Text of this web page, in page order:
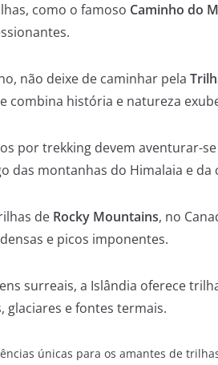
como o famoso Caminho do
não deixe de caminhar pela
combina história e natureza
por trekking devem aventurar-
das montanhas do Himalaia e da
de Rocky Mountains, no
e picos imponentes.
surreais, a Islândia oferece
glaciares e fontes termais.
únicas para os amantes de